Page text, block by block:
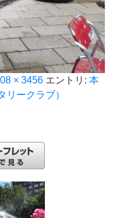
× 3456 エントリ: 本
リークラブ）